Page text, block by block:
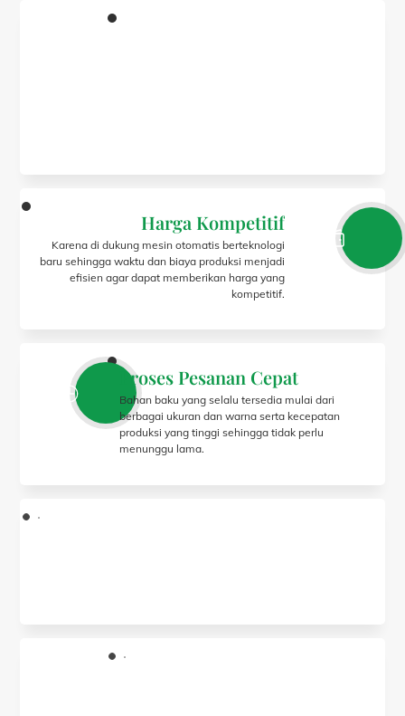
Harga Kompetitif
Karena di dukung mesin otomatis berteknologi
baru sehingga waktu dan biaya produksi menjadi
efisien agar dapat memberikan harga yang
kompetitif.
Proses Pesanan Cepat
Bahan baku yang selalu tersedia mulai dari
berbagai ukuran dan warna serta kecepatan
produksi yang tinggi sehingga tidak perlu
menunggu lama.